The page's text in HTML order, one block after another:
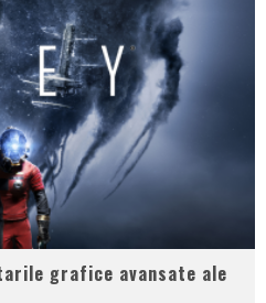
grafice avansate ale